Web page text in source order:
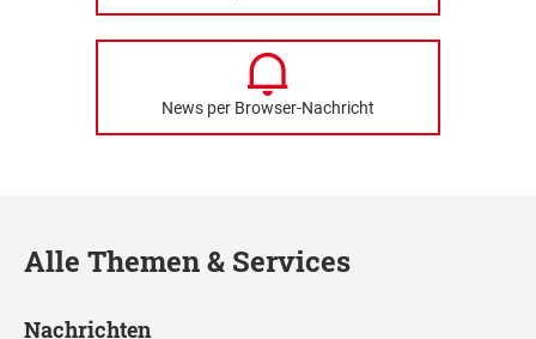
News per Browser-Nachricht
Alle Themen & Services
Nachrichten